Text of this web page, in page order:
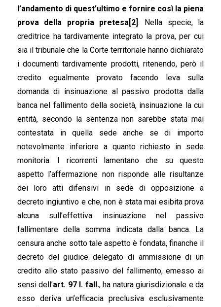
l’andamento di quest’ultimo e fornire così la piena
prova della propria pretesa[2]. Nella specie, la
creditrice ha tardivamente integrato la prova, per cui
sia il tribunale che la Corte territoriale hanno dichiarato
i documenti tardivamente prodotti, ritenendo, però il
credito egualmente provato facendo leva sulla
domanda di insinuazione al passivo prodotta dalla
banca nel fallimento della società, insinuazione la cui
entità, secondo la sentenza non sarebbe stata mai
contestata in quella sede anche se di importo
notevolmente inferiore a quanto richiesto in sede
monitoria. I ricorrenti lamentano che su questo
aspetto l’affermazione non risponde alle risultanze
dei loro atti difensivi in sede di opposizione a
decreto ingiuntivo e che, non è stata mai esibita prova
alcuna sull’effettiva insinuazione nel passivo
fallimentare della somma indicata dalla banca. La
censura anche sotto tale aspetto è fondata, finanche il
decreto del giudice delegato di ammissione di un
credito allo stato passivo del fallimento, emesso ai
sensi dell’art. 97 l. fall., ha natura giurisdizionale e da
esso deriva un’efficacia preclusiva esclusivamente